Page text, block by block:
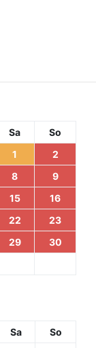
Sa
So
1
2
8
9
15
16
22
23
29
30
Sa
So